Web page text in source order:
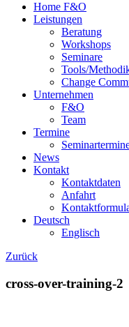
Home F&O
Leistungen
Beratung
Workshops
Seminare
Tools/
Change
Unternehmen
F&O
Team
Termine
News
Kontakt
Kontaktdaten
Anfahrt
Deutsch
Englisch
Zurück
cross-over-training-2